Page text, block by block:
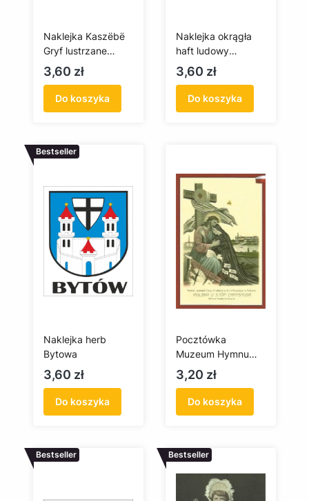
Naklejka Kaszëbë
Gryf lustrzane
odbicie (6,5 x 8
cm)
Cena
3,60 zł
Do koszyka
Naklejka okrągła
haft ludowy
kociewski
Cena
3,60 zł
Do koszyka
Bestseller
Naklejka herb
Bytowa
Cena
3,60 zł
Do koszyka
Pocztówka
Muzeum Hymnu
Narodowego w
Będominie
Cena
3,20 zł
Do koszyka
Bestseller Bestseller